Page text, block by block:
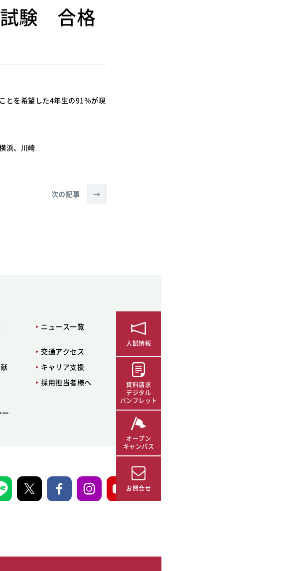
試験 合格
とを希望した4年生の91％が現
浜、川崎
次の記事 →
ニュース一覧
交通アクセス
キャリア支援
採用担当者様へ
入試情報
資料請求
デジタル
パンフレット
オープン
キャンパス
お問合せ